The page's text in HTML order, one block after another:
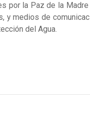
por la Paz de la
medios de
del Agua.